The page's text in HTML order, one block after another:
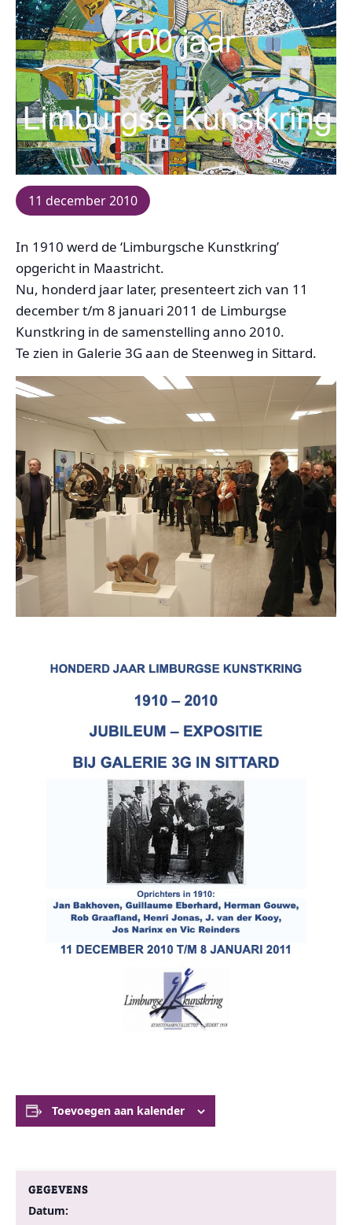
11 december 2010
In 1910 werd de ‘Limburgsche Kunstkring’
opgericht in Maastricht.
Nu, honderd jaar later, presenteert zich van 11
december t/m 8 januari 2011 de Limburgse
Kunstkring in de samenstelling anno 2010.
Te zien in Galerie 3G aan de Steenweg in Sittard.
Toevoegen aan kalender
GEGEVENS
Datum: